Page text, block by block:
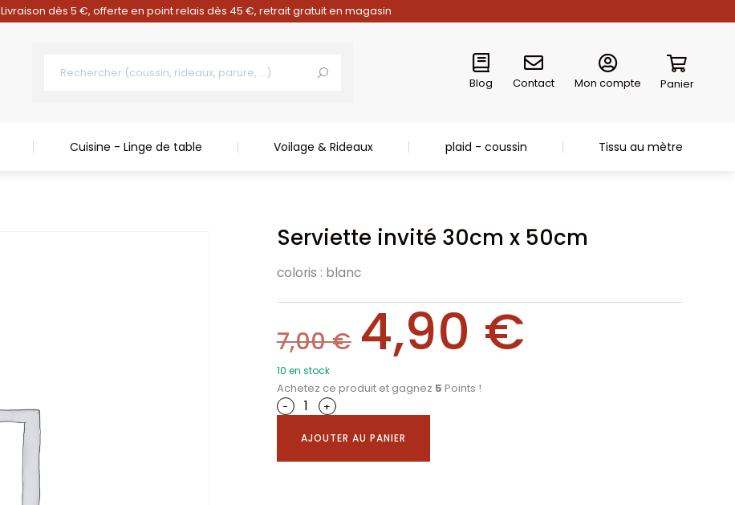
Livraison dès 5 €, offerte en point relais dès 45 €, retrait gratuit en magasin
Blog Contact Mon compte Panier
Cuisine - Linge de table Voilage & Rideaux plaid - coussin Tissu au mètre
Serviette invité 30cm x 50cm
coloris : blanc
7,00€ 4,90 €
10 en stock
Achetez ce produit et gagnez 5 Points !
-
+
AJOUTER AU PANIER